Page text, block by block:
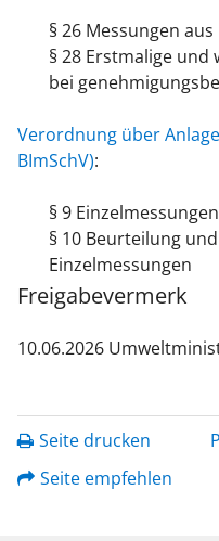
§ 26 Messungen
§ 28 Erstmalige
bei
Verordnung über
BImSchV):
§ 9 Einzelmessungen
§ 10 Beurteilung
Einzelmessungen
Freigabevermerk
10.06.2026
Seite drucken
Seite empfehlen